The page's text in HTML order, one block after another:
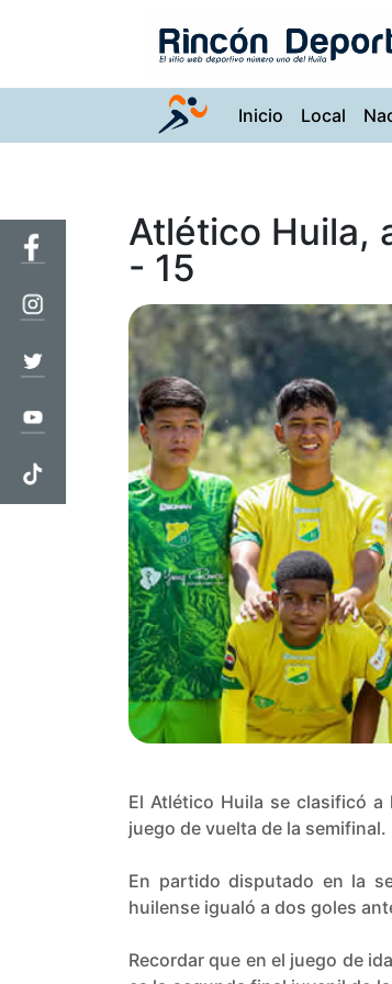
Inicio (current)
Local
Atlético Huila,
- 15
El Atlético Huila se clasificó
juego de vuelta de la semifinal.
En partido disputado en la
huilense igualó a dos goles
Recordar que en el juego de